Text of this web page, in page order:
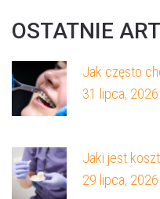
OSTATNIE
Jak często
31 lipca, 2026
Jaki jest
29 lipca, 2026